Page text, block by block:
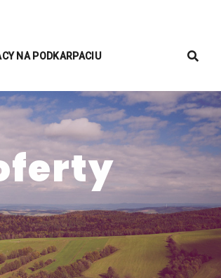
NA PODKARPACIU